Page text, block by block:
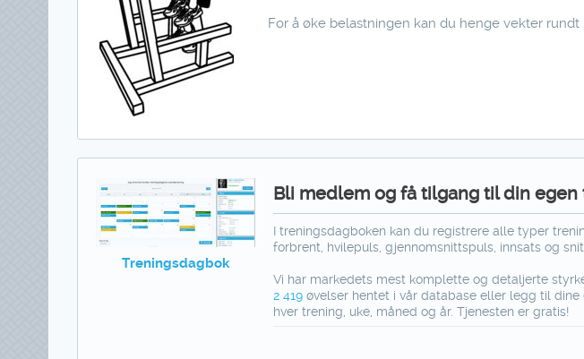
For å øke belastningen kan du henge vekter
Treningsdagbok
Bli medlem og få tilgang til din
I treningsdagboken kan du registrere alle typer
forbrent, hvilepuls, gjennomsnittspuls, innsats og
Vi har markedets mest komplette og detaljerte
2 419øvelser hentet i vår database eller legg til dine
hver trening, uke, måned og år. Tjenesten er gratis!